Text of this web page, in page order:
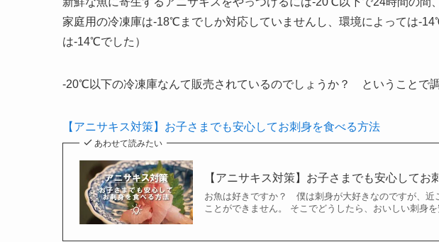
家庭用の冷凍庫は-18℃までしか対応していませんし、環境によっては-
は-14℃でした）
-20℃以下の冷凍庫なんて販売されているのでしょうか？ ということで調
【アニサキス対策】お子さまでも安心してお刺身を食べる方法
あわせて読みたい
【アニサキス対策】お子さまでも安心してお
お魚は好きですか？ 僕は刺身が大好きなのですが、近
ことができません。 そこでどうしたら、おいしい刺身